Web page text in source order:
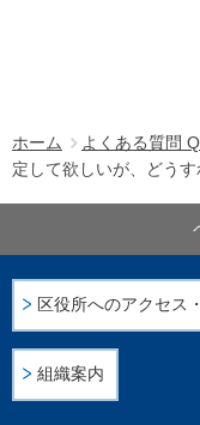
ホーム よくある質問
定して欲しいが、どうす
区役所へのアクセス
組織案内